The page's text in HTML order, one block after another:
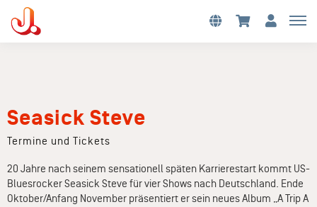
Seasick Steve
Termine und Tickets
20 Jahre nach seinem sensationell späten Karrierestart kommt US-
Bluesrocker Seasick Steve für vier Shows nach Deutschland. Ende
Oktober/Anfang November präsentiert er sein neues Album „A Trip A